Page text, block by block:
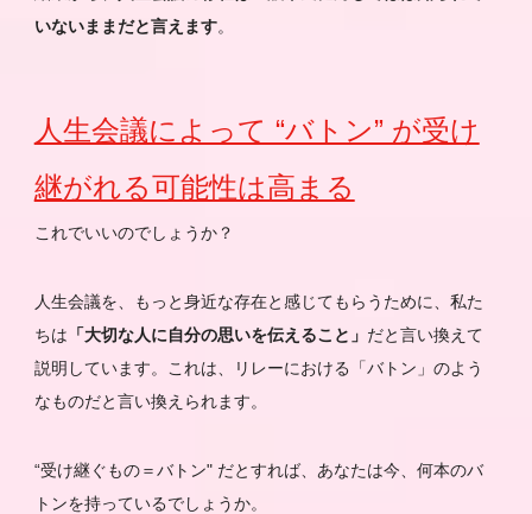
いないままだと言えます。
人生会議によって “バトン” が受け
継がれる可能性は高まる
これでいいのでしょうか？
人生会議を、もっと身近な存在と感じてもらうために、私た
ちは 「大切な人に自分の思いを伝えること」 だと言い換えて
説明しています。これは、リレーにおける「バトン」のよう
なものだと言い換えられます。
“受け継ぐもの＝バトン" だとすれば、あなたは今、何本のバ
トンを持っているでしょうか。